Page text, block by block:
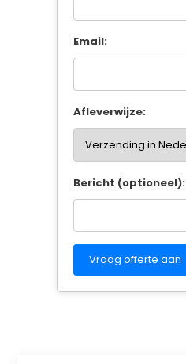
Email:
Afleverwijze:
Bericht (optioneel):